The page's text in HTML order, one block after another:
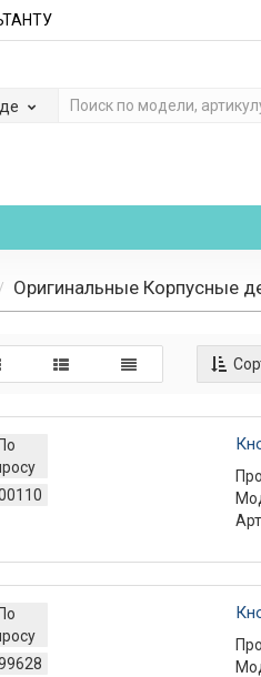
Оригинальные Корпусные
По
По